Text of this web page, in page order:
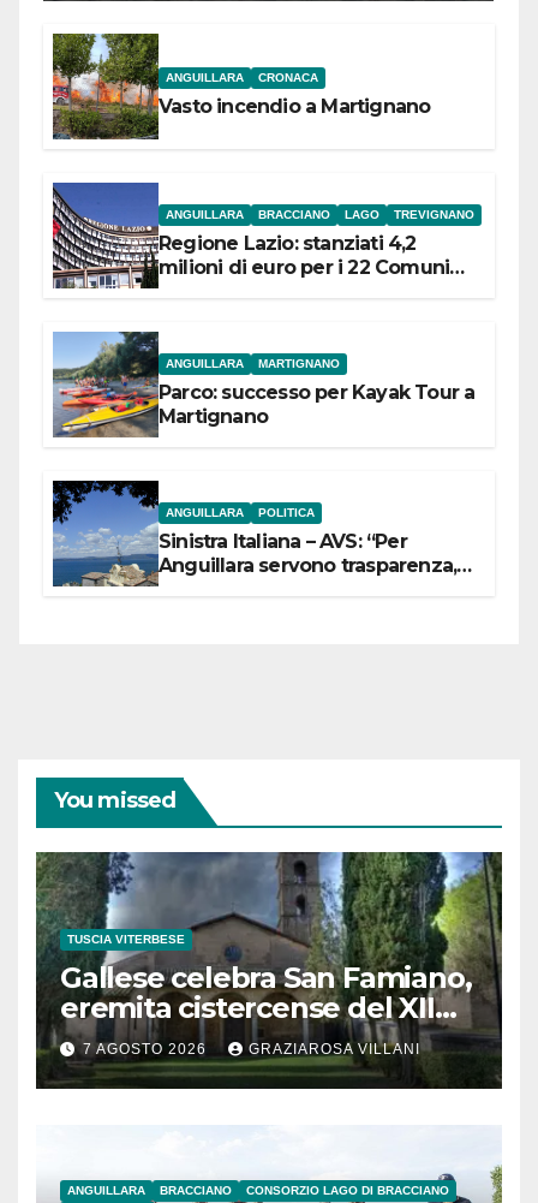
ANGUILLARA CRONACA
Vasto incendio a Martignano
ANGUILLARA BRACCIANO LAGO TREVIGNANO
Regione Lazio: stanziati 4,2
milioni di euro per i 22 Comuni
ANGUILLARA MARTIGNANO
Parco: successo per Kayak Tour a
Martignano
ANGUILLARA POLITICA
Sinistra Italiana – AVS: “Per
Anguillara servono trasparenza,
You missed
TUSCIA VITERBESE
Gallese celebra San Famiano,
eremita cistercense del XII
secolo
7 AGOSTO 2026 GRAZIAROSA VILLANI
ANGUILLARA BRACCIANO
CONSORZIO LAGO DI BRACCIANO